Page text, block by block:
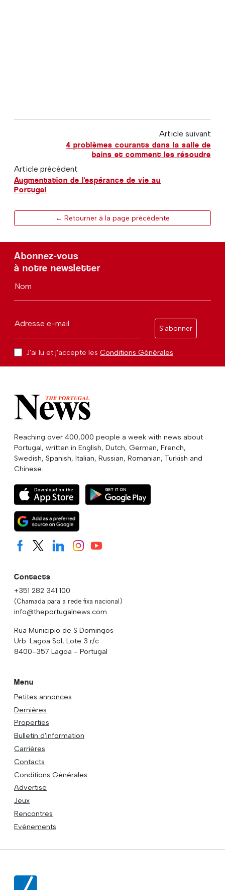
Article suivant
4 problèmes courants dans la salle de
bains et comment les résoudre
Article précédent
Augmentation de l'espérance de vie au
Portugal
← Retourner à la page précédente
Abonnez-vous
à notre newsletter
Nom
Adresse e-mail
S'abonner
J'ai lu et j'accepte les Conditions Générales
Reaching over 400,000 people a week with news about
Portugal, written in English, Dutch, German, French,
Swedish, Spanish, Italian, Russian, Romanian, Turkish and
Chinese.
Contacts
+351 282 341 100
(Chamada para a rede fixa nacional)
info@theportugalnews.com
Rua Municipio de S Domingos
Urb. Lagoa Sol, Lote 3 r/c
8400-357 Lagoa - Portugal
Menu
Petites annonces
Dernières
Properties
Bulletin d'information
Carrières
Contacts
Conditions Générales
Advertise
Jeux
Rencontres
Evénements